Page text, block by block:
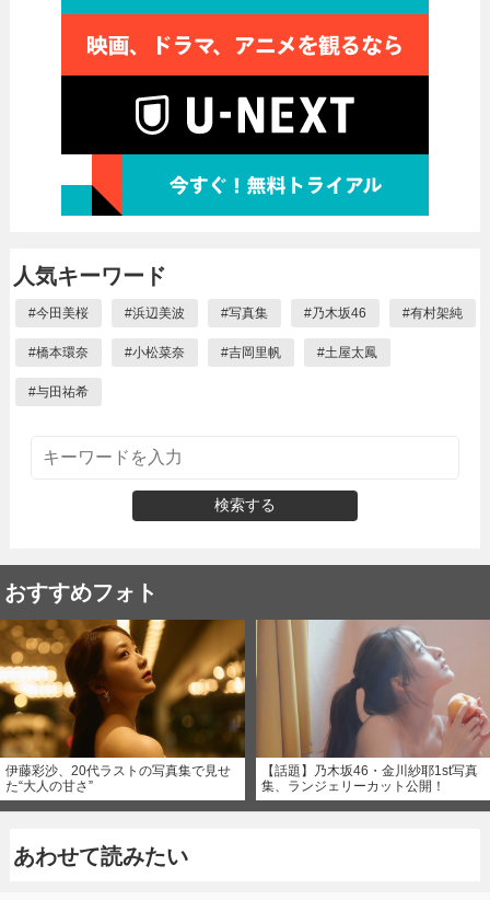
人気キーワード
#今田美桜 #浜辺美波 #写真集 #乃木坂46 #有村架純
#橋本環奈 #小松菜奈 #吉岡里帆 #土屋太鳳
#与田祐希
検索する
おすすめフォト
伊藤彩沙、20代ラストの写真集で見せ
た“大人の甘さ”
【話題】乃木坂46・金川紗耶1st写真
集、ランジェリーカット公開！
あわせて読みたい